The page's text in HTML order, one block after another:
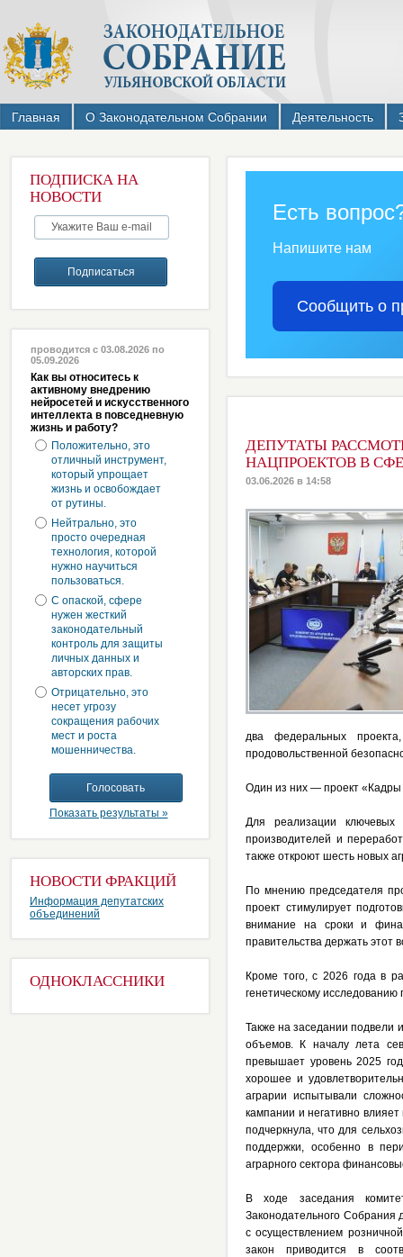
Главная О Законодательном Собрании Деятельность
ПОДПИСКА НА
НОВОСТИ
проводится с 03.08.2026 по
05.09.2026
Как вы относитесь к
активному внедрению
нейросетей и искусственного
интеллекта в повседневную
жизнь и работу?
Положительно, это
отличный инструмент,
который упрощает
жизнь и освобождает
от рутины.
Нейтрально, это
просто очередная
технология, которой
нужно научиться
пользоваться.
С опаской, сфере
нужен жесткий
законодательный
контроль для защиты
личных данных и
авторских прав.
Отрицательно, это
несет угрозу
сокращения рабочих
мест и роста
мошенничества.
Показать результаты »
НОВОСТИ ФРАКЦИЙ
Информация депутатских
объединений
ОДНОКЛАССНИКИ
Есть
Напишите нам
Сообщить о
ДЕПУТАТЫ
НАЦПРОЕКТОВ В
03.06.2026 в 14:58
два федеральных
продовольственной
Один из них — проект «Кадры
Для реализации ключевых
производителей и
также откроют шесть новых
По мнению председателя
проект стимулирует
внимание на сроки и
правительства держать этот
Кроме того, с 2026 года в
генетическому исследованию
Также на заседании подвели
объемов. К началу лета
превышает уровень 2025
хорошее и
аграрии испытывали
кампании и негативно
подчеркнула, что для
поддержки, особенно в
аграрного сектора
В ходе заседания
Законодательного Собрания
с осуществлением
закон приводится в